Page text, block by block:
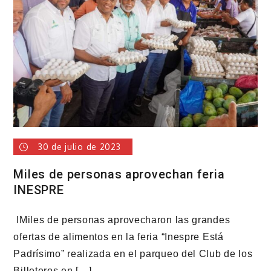
como
su
candidato
presidencial
30 de julio de 2023
Miles de personas aprovechan feria
INESPRE
IMiles de personas aprovecharon las grandes
ofertas de alimentos en la feria “Inespre Está
Padrísimo” realizada en el parqueo del Club de los